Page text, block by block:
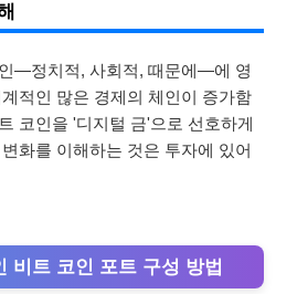
—정치적, 사회적, 때문에—에 영
적인 많은 경제의 체인이 증가함
코인을 '디지털 금'으로 선호하게
화를 이해하는 것은 투자에 있어
비트 코인 포트 구성 방법